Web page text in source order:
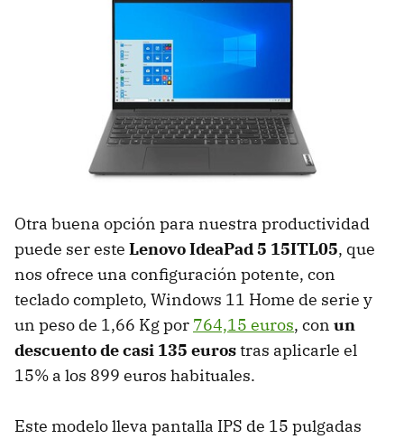
Otra buena opción para nuestra productividad
puede ser este Lenovo IdeaPad 5 15ITL05, que
nos ofrece una configuración potente, con
teclado completo, Windows 11 Home de serie y
un peso de 1,66 Kg por 764,15 euros, con un
descuento de casi 135 eurostras aplicarle el
15% a los 899 euros habituales.
Este modelo lleva pantalla IPS de 15 pulgadas